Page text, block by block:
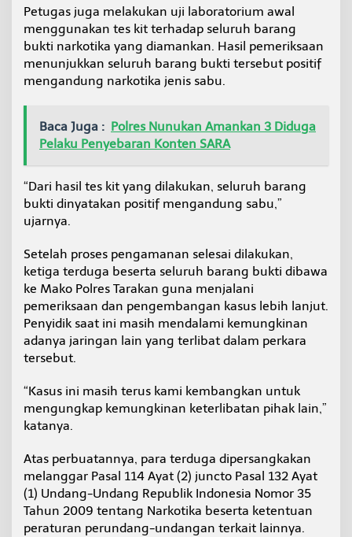
Petugas juga melakukan uji laboratorium awal
menggunakan tes kit terhadap seluruh barang
bukti narkotika yang diamankan. Hasil pemeriksaan
menunjukkan seluruh barang bukti tersebut positif
mengandung narkotika jenis sabu.
Baca Juga : Polres Nunukan Amankan 3 Diduga
Pelaku Penyebaran Konten SARA
“Dari hasil tes kit yang dilakukan, seluruh barang
bukti dinyatakan positif mengandung sabu,”
ujarnya.
Setelah proses pengamanan selesai dilakukan,
ketiga terduga beserta seluruh barang bukti dibawa
ke Mako Polres Tarakan guna menjalani
pemeriksaan dan pengembangan kasus lebih lanjut.
Penyidik saat ini masih mendalami kemungkinan
adanya jaringan lain yang terlibat dalam perkara
tersebut.
“Kasus ini masih terus kami kembangkan untuk
mengungkap kemungkinan keterlibatan pihak lain,”
katanya.
Atas perbuatannya, para terduga dipersangkakan
melanggar Pasal 114 Ayat (2) juncto Pasal 132 Ayat
(1) Undang-Undang Republik Indonesia Nomor 35
Tahun 2009 tentang Narkotika beserta ketentuan
peraturan perundang-undangan terkait lainnya.